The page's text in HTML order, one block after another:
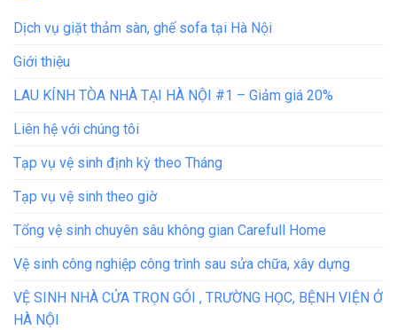
Dịch vụ giặt thảm sàn, ghế sofa tại Hà Nội
Giới thiệu
LAU KÍNH TÒA NHÀ TẠI HÀ NỘI #1 – Giảm giá 20%
Liên hệ với chúng tôi
Tạp vụ vệ sinh định kỳ theo Tháng
Tạp vụ vệ sinh theo giờ
Tổng vệ sinh chuyên sâu không gian Carefull Home
Vệ sinh công nghiệp công trình sau sửa chữa, xây dựng
VỆ SINH NHÀ CỬA TRỌN GÓI , TRƯỜNG HỌC, BỆNH VIỆN Ở
HÀ NỘI